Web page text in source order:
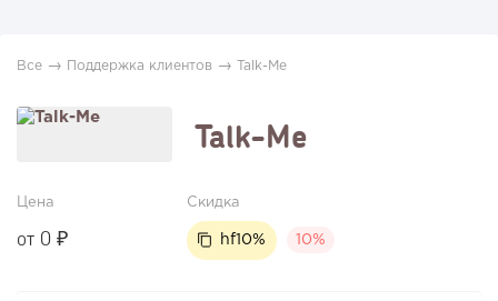
Все → Поддержка клиентов → Talk-Me
Talk-Me
Скидка
hf10% 10%
Цена
от 0 ₽